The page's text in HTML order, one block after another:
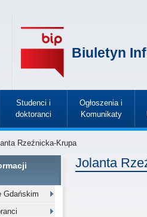
Biuletyn
Studenci i
doktoranci
»
Ogłoszenia i
Komunikaty
»
Rzeźnicka-Krupa
Gdańskim
Jolanta